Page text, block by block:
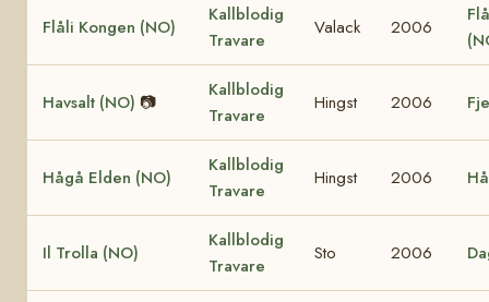
Flåli Kongen (NO)
Kallblodig
Travare
Valack 2006
Havsalt (NO) 📷
Kallblodig
Travare
Hingst 2006
Hågå Elden (NO)
Kallblodig
Travare
Hingst 2006
Il Trolla (NO)
Kallblodig
Travare
Sto 2006